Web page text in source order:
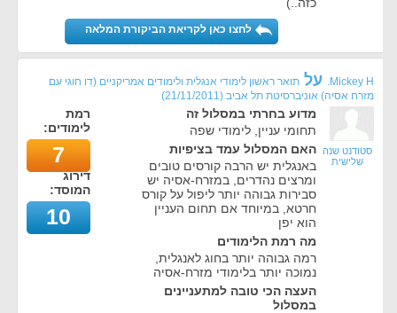
לחצו כאן לקריאת הביקורת המלאה
Mickey H. על תואר ראשון לימודי אנגלית ולימודים אמריקניים (דו חוגי עם
מזרח אסיה) אוניברסיטת תל אביב (
21/11/2011
)
סטודנט שנה
שלישית
מדוע בחרתי במסלול זה
תחומי עניין, לימודי שפה
האם המסלול עמד בציפיות
באנגלית יש הרבה קורסים טובים
ומרצים נהדרים, במזרח-אסיה יש
סבירות גבוהה יותר ליפול על קורס
חרטא, במיוחד אם תחום העניין
הוא יפן
מה רמת הלימודים
רמה גבוהה יותר בחוג לאנגלית,
נמוכה יותר בלימודי מזרח-אסיה
העצה הכי טובה למתעניינים
במסלול
רמת
לימודים:
7
דירוג
המוסד:
10